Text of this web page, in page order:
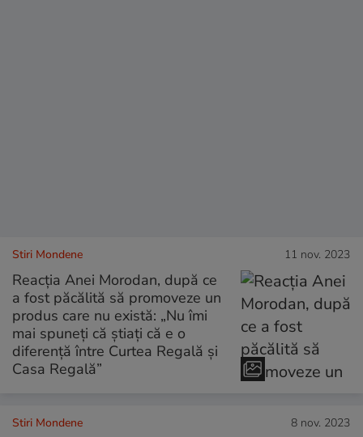
Stiri Mondene 11 nov. 2023
Reacția Anei Morodan, după ce
a fost păcălită să promoveze un
produs care nu există: „Nu îmi
mai spuneți că știați că e o
diferență între Curtea Regală și
Casa Regală”
Stiri Mondene 8 nov. 2023